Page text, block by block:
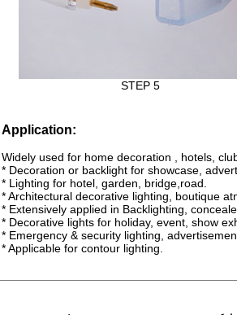
STEP 5
Application:
Widely used for home decoration , hotels,
* Decoration or backlight for showcase,
* Lighting for hotel, garden, bridge,road.
* Architectural decorative lighting, boutique
* Extensively applied in Backlighting,
* Decorative lights for holiday, event, show
* Emergency & security lighting,
* Applicable for contour lighting.